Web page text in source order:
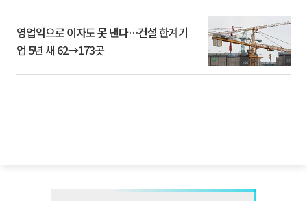
영업익으로 이자도 못 낸다…건설 한계기
업 5년 새 62→173곳